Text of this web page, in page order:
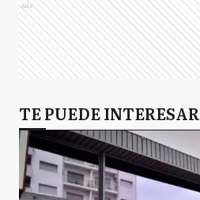
Ads
TE PUEDE INTERESAR